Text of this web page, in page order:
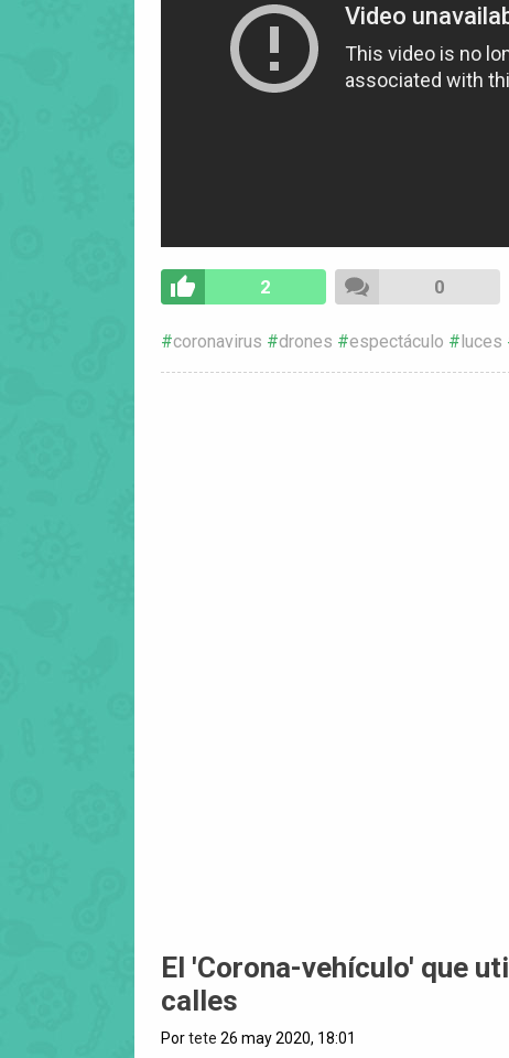
2 0
coronavirus drones espectáculo luces
El 'Corona-vehículo' que
calles
Portete 26 may 2020, 18:01